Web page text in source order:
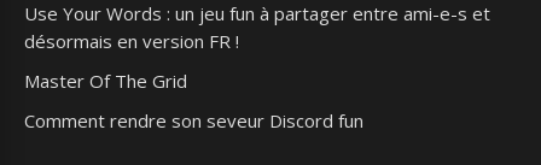
Use Your Words : un jeu fun à partager entre ami-e-s et
désormais en version FR !
Master Of The Grid
Comment rendre son seveur Discord fun